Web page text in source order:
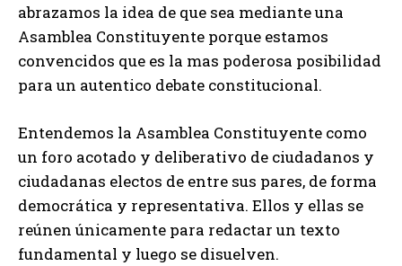
abrazamos la idea de que sea mediante una
Asamblea Constituyente porque estamos
convencidos que es la mas poderosa posibilidad
para un autentico debate constitucional.
Entendemos la Asamblea Constituyente como
un foro acotado y deliberativo de ciudadanos y
ciudadanas electos de entre sus pares, de forma
democrática y representativa. Ellos y ellas se
reúnen únicamente para redactar un texto
fundamental y luego se disuelven.